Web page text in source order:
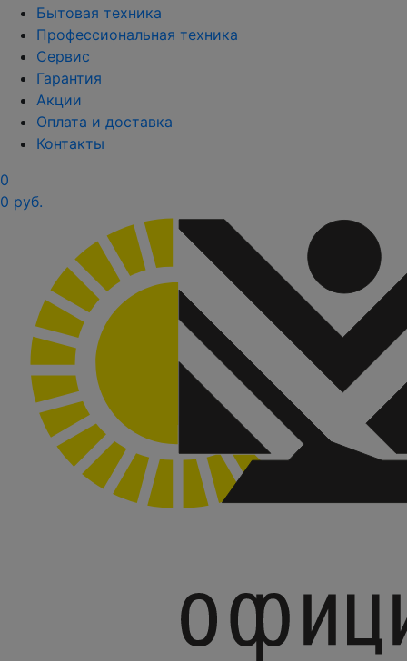
Бытовая техника
Профессиональная техника
Сервис
Гарантия
Акции
Оплата и доставка
Контакты
0
0 руб.